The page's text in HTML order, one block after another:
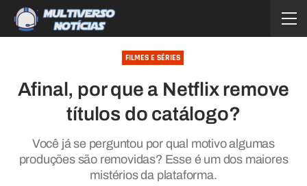
FILMES E SÉRIES
Afinal, por que a Netflix remove
títulos do catálogo?
Você já se perguntou por qual motivo algumas
produções são removidas? Esse é um dos maiores
mistérios da plataforma.